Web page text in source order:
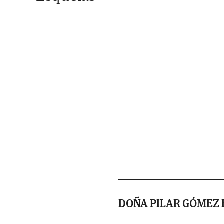
DOÑA PILAR GÓMEZ